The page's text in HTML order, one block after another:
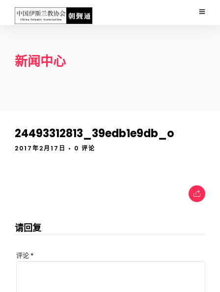
新闻中心
24493312813_39edb1e9db_o
2017年2月17日 • 0 评论
请回复
评论 *